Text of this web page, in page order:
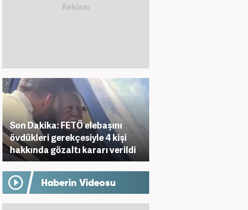
Son Dakika: FETÖ elebaşını
övdükleri gerekçesiyle 4 kişi
hakkında gözaltı kararı verildi
Haberin Videosu